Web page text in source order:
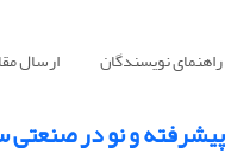
راهنمای نویسندگان ارسال
پیشرفته و نو در